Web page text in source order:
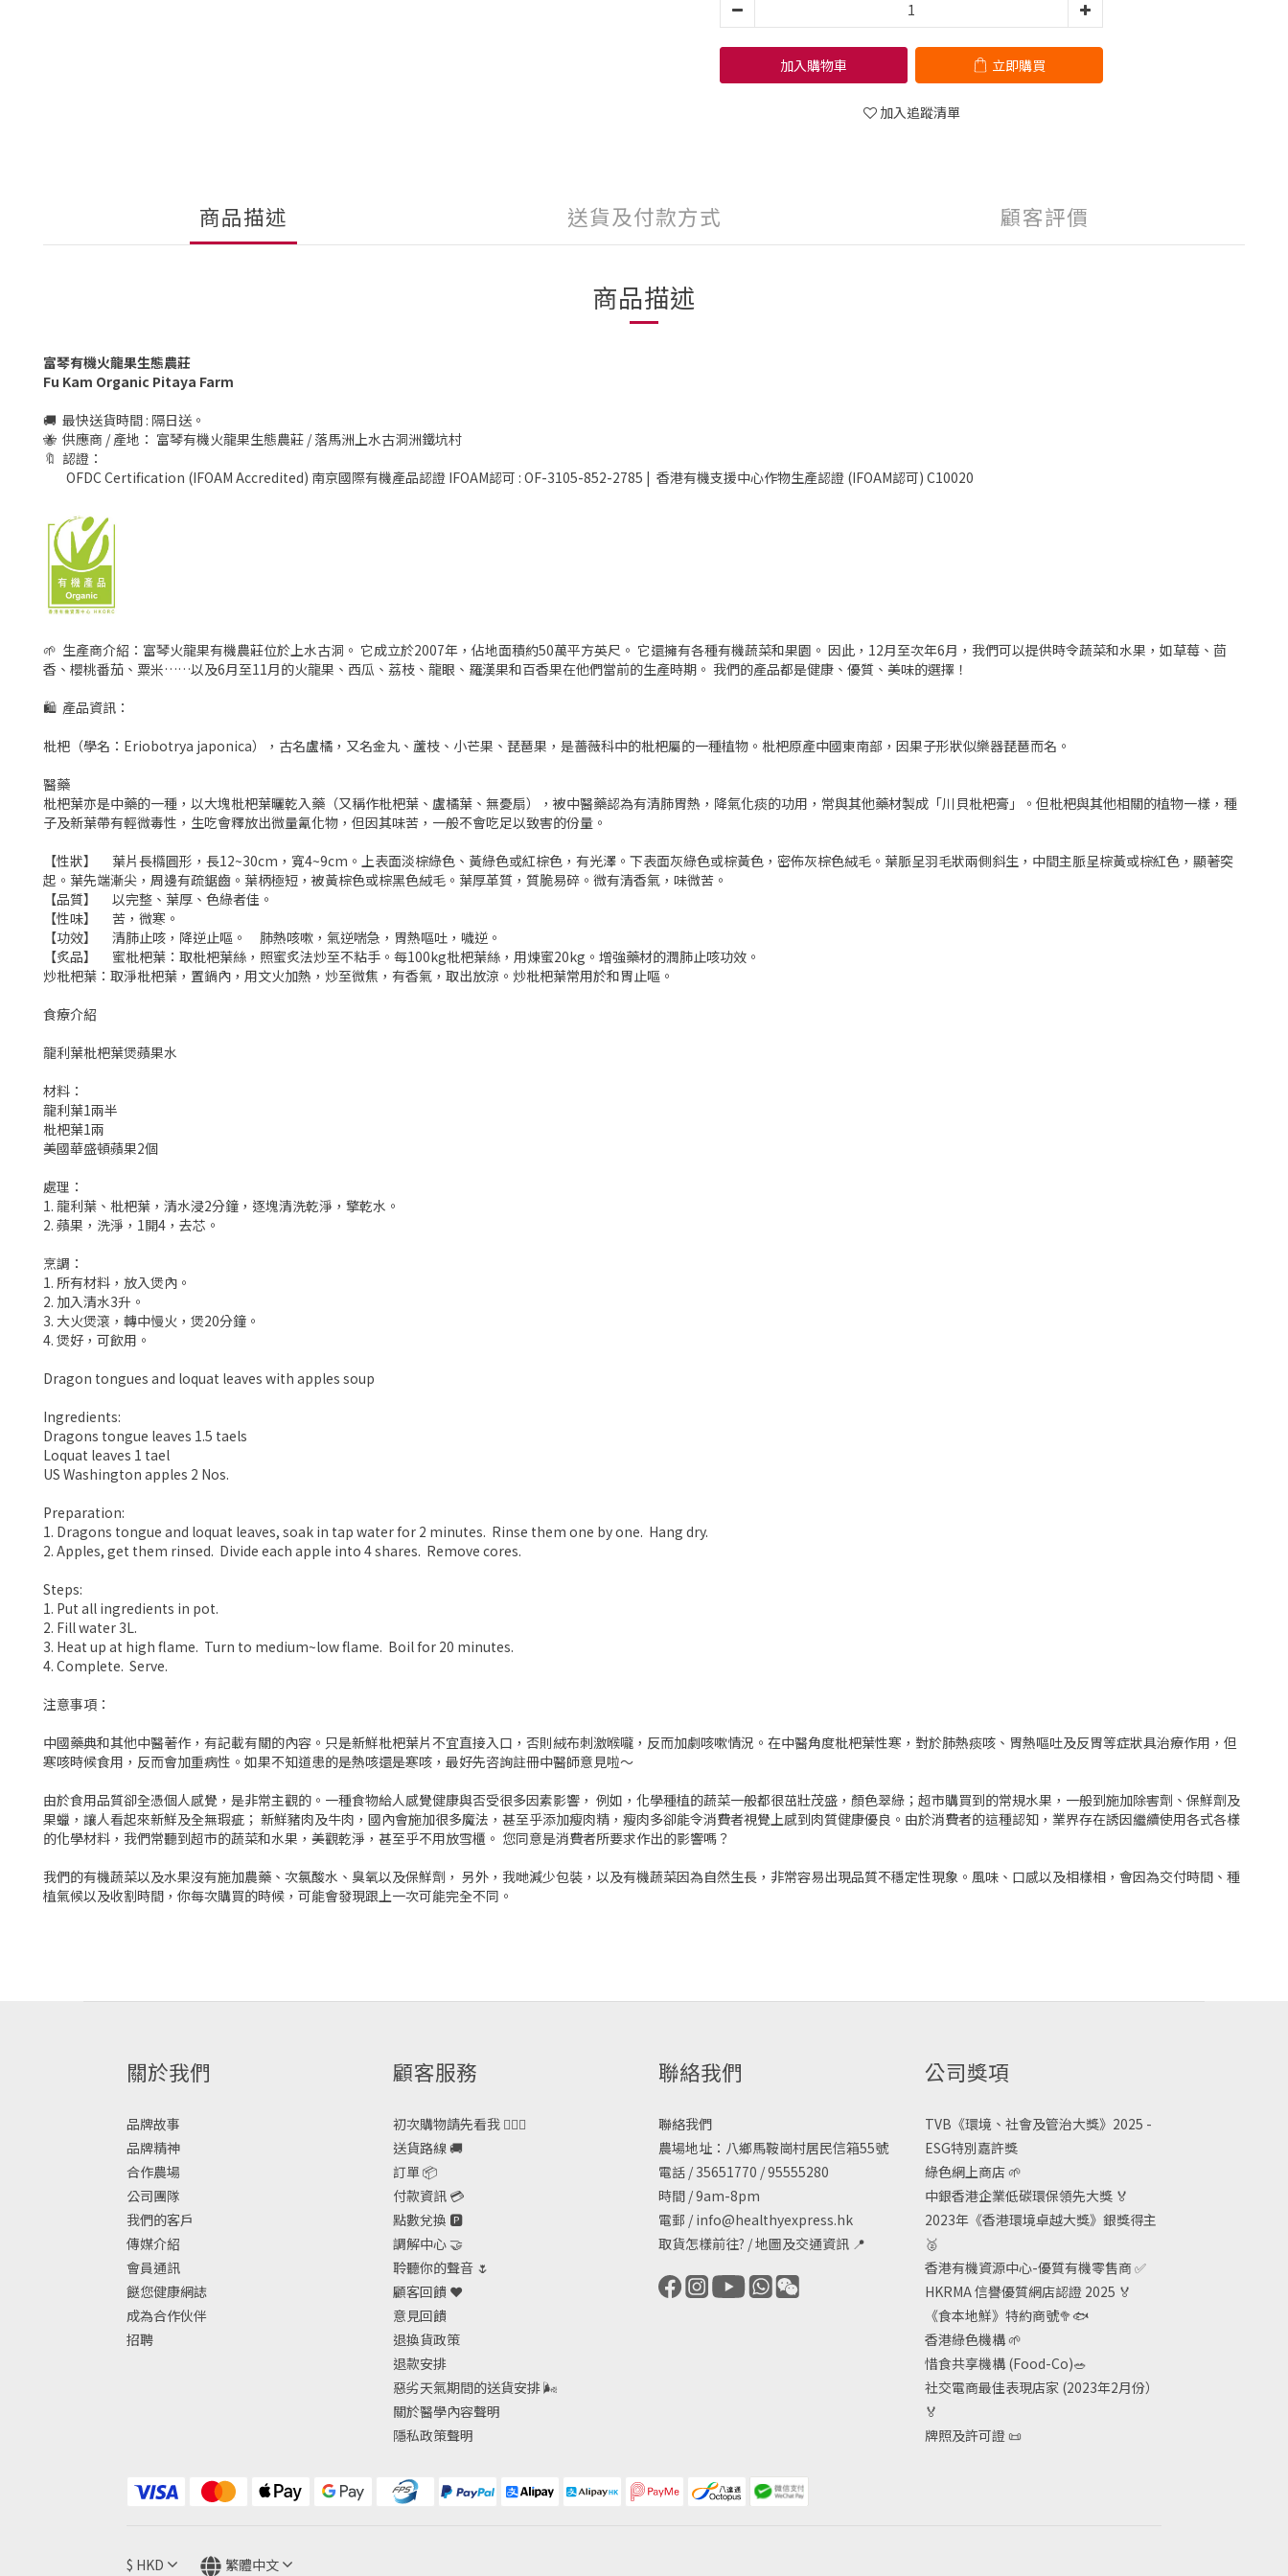
加入購物車 立即購買
加入追蹤清單
商品描述 送貨及付款方式 顧客評價
商品描述
富琴有機火龍果生態農莊
Fu Kam Organic Pitaya Farm
🚚 最快送貨時間 : 隔日送。
🐝 供應商 / 產地： 富琴有機火龍果生態農莊 / 落馬洲上水古洞洲鐵坑村
🔖 認證：
OFDC Certification (IFOAM Accredited) 南京國際有機產品認證 IFOAM認可 : OF-3105-852-2785 | 香港有機支援中心作物生產認證 (IFOAM認可) C10020
🌱 生產商介紹：富琴火龍果有機農莊位於上水古洞。 它成立於2007年，佔地面積約50萬平方英尺。 它還擁有各種有機蔬菜和果園。 因此，12月至次年6月，我們可以提供時令蔬菜和水果，如草莓、茴
香、櫻桃番茄、粟米……以及6月至11月的火龍果、西瓜、荔枝、龍眼、羅漢果和百香果在他們當前的生產時期。 我們的產品都是健康、優質、美味的選擇！
🛍 產品資訊：
枇杷（學名：Eriobotrya japonica），古名盧橘，又名金丸、蘆枝、小芒果、琵琶果，是薔薇科中的枇杷屬的一種植物。枇杷原產中國東南部，因果子形狀似樂器琵琶而名。
醫藥
枇杷葉亦是中藥的一種，以大塊枇杷葉曬乾入藥（又稱作枇杷葉、盧橘葉、無憂扇），被中醫藥認為有清肺胃熱，降氣化痰的功用，常與其他藥材製成「川貝枇杷膏」。但枇杷與其他相關的植物一樣，種
子及新葉帶有輕微毒性，生吃會釋放出微量氰化物，但因其味苦，一般不會吃足以致害的份量。
【性狀】
葉片長橢圓形，長12~30cm，寬4~9cm。上表面淡棕綠色、黃綠色或紅棕色，有光澤。下表面灰綠色或棕黃色，密佈灰棕色絨毛。葉脈呈羽毛狀兩側斜生，中間主脈呈棕黃或棕紅色，顯著突
起。葉先端漸尖，周邊有疏鋸齒。葉柄極短，被黃棕色或棕黑色絨毛。葉厚革質，質脆易碎。微有清香氣，味微苦。
【品質】
以完整、葉厚、色綠者佳。
【性味】
苦，微寒。
【功效】
清肺止咳，降逆止嘔。 肺熱咳嗽，氣逆喘急，胃熱嘔吐，噦逆。
【炙品】
蜜枇杷葉：取枇杷葉絲，照蜜炙法炒至不粘手。每100kg枇杷葉絲，用煉蜜20kg。增強藥材的潤肺止咳功效。
炒枇杷葉：取淨枇杷葉，置鍋內，用文火加熱，炒至微焦，有香氣，取出放涼。炒枇杷葉常用於和胃止嘔。
食療介紹
龍利葉枇杷葉煲蘋果水
材料：
龍利葉1兩半
枇杷葉1兩
美國華盛頓蘋果2個
處理：
1. 龍利葉、枇杷葉，清水浸2分鐘，逐塊清洗乾淨，擎乾水。
2. 蘋果，洗淨，1開4，去芯。
烹調：
1. 所有材料，放入煲內。
2. 加入清水3升。
3. 大火煲滾，轉中慢火，煲20分鐘。
4. 煲好，可飲用。
Dragon tongues and loquat leaves with apples soup
Ingredients:
Dragons tongue leaves 1.5 taels
Loquat leaves 1 tael
US Washington apples 2 Nos.
Preparation:
1. Dragons tongue and loquat leaves, soak in tap water for 2 minutes. Rinse them one by one. Hang dry.
2. Apples, get them rinsed. Divide each apple into 4 shares. Remove cores.
Steps:
1. Put all ingredients in pot.
2. Fill water 3L.
3. Heat up at high flame. Turn to medium~low flame. Boil for 20 minutes.
4. Complete. Serve.
注意事項：
中國藥典和其他中醫著作，有記載有關的內容。只是新鮮枇杷葉片不宜直接入口，否則絨布刺激喉嚨，反而加劇咳嗽情況。在中醫角度枇杷葉性寒，對於肺熱痰咳、胃熱嘔吐及反胃等症狀具治療作用，但
寒咳時候食用，反而會加重病性。如果不知道患的是熱咳還是寒咳，最好先咨詢註冊中醫師意見啦～
由於食用品質卻全憑個人感覺，是非常主觀的。一種食物給人感覺健康與否受很多因素影響， 例如，化學種植的蔬菜一般都很茁壯茂盛，顏色翠綠；超市購買到的常規水果，一般到施加除害劑、保鮮劑及
果蠟，讓人看起來新鮮及全無瑕疵； 新鮮豬肉及牛肉，國內會施加很多魔法，甚至乎添加瘦肉精，瘦肉多卻能令消費者視覺上感到肉質健康優良。由於消費者的這種認知，業界存在誘因繼續使用各式各樣
的化學材料，我們常聽到超市的蔬菜和水果，美觀乾淨，甚至乎不用放雪櫃。 您同意是消費者所要求作出的影響嗎？
我們的有機蔬菜以及水果沒有施加農藥、次氯酸水、臭氧以及保鮮劑， 另外，我哋減少包裝，以及有機蔬菜因為自然生長，非常容易出現品質不穩定性現象。風味、口感以及相樣相，會因為交付時間、種
植氣候以及收割時間，你每次購買的時候，可能會發現跟上一次可能完全不同。
關於我們
品牌故事
品牌精神
合作農場
公司團隊
我們的客戶
傳媒介紹
會員通訊
餸您健康網誌
成為合作伙伴
招聘
顧客服務
初次購物請先看我 🙋🏻‍♀️
送貨路線 🚚
訂單 📦
付款資訊 💳
點數兌換 🅿️
調解中心 🤝
聆聽你的聲音 🌷
顧客回饋 ❤️
意見回饋
退換貨政策
退款安排
惡劣天氣期間的送貨安排🌬
關於醫學內容聲明
隱私政策聲明
聯絡我們
聯絡我們
農場地址：八鄉馬鞍崗村居民信箱55號
電話 / 35651770 / 95555280
時間 / 9am-8pm
電郵 / info@healthyexpress.hk
取貨怎樣前往? /地圖及交通資訊 📍
公司獎項
TVB《環境、社會及管治大獎》2025 -
ESG特別嘉許獎
綠色網上商店🌱
中銀香港企業低碳環保領先大獎🏅
2023年《香港環境卓越大獎》銀獎得主
🥈
香港有機資源中心-優質有機零售商✅
HKRMA 信譽優質網店認證 2025 🏅
《食本地鮮》特約商號🥦🐟
香港綠色機構🌱
惜食共享機構 (Food-Co)🥗
社交電商最佳表現店家 (2023年2月份）
🏅
牌照及許可證📜
$ HKD 繁體中文